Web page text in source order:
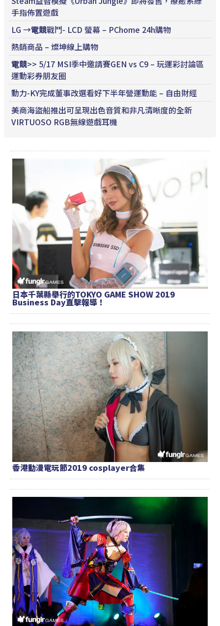
手指佈置遊戲
LG →電競戰鬥- LCD 螢幕 – PChome 24h購物
熱銷商品 – 燦坤線上購物
電競>> 5/17 MSI季中邀請賽GEN vs C9 – 玩運彩討論區
運動彩券朋友圈
動力-KY完成董事改選看好下半年營運動能 – 自由財經
美商海盜船推出可呈現出色音質和非凡清晰度的全新
VIRTUOSO RGB無線遊戲耳機
日本千葉縣舉行的TOKYO GAME SHOW 2019
Business Day直擊報導！
香港動漫電玩節2019 cosplayer合集